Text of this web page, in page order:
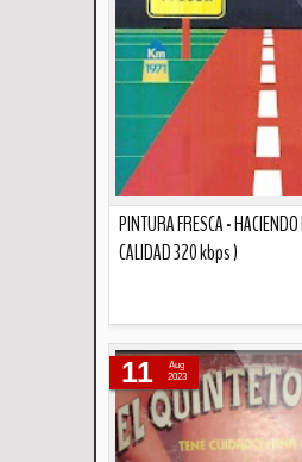
PINTURA FRESCA - HACIENDO
CALIDAD 320 kbps )
11
Aug
2023